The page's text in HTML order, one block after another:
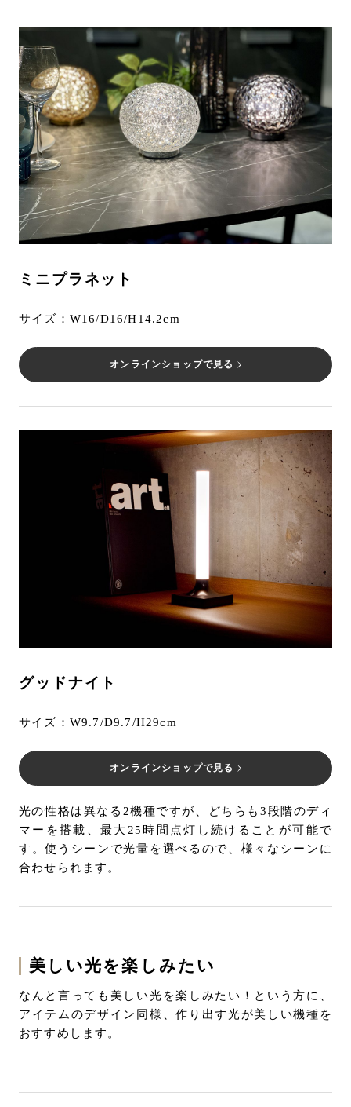
ミニプラネット
サイズ：W16/D16/H14.2cm
オンラインショップで見る
グッドナイト
サイズ：W9.7/D9.7/H29cm
オンラインショップで見る
光の性格は異なる2機種ですが、どちらも3段階のディ
マーを搭載、最大25時間点灯し続けることが可能で
す。使うシーンで光量を選べるので、様々なシーンに
合わせられます。
美しい光を楽しみたい
なんと言っても美しい光を楽しみたい！という方に、
アイテムのデザイン同様、作り出す光が美しい機種を
おすすめします。